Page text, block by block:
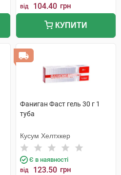
від 104.40 грн
КУПИТИ
Фаниган Фаст гель 30 г 1
туба
Кусум Хелтхкер
Є в наявності
від 123.50 грн